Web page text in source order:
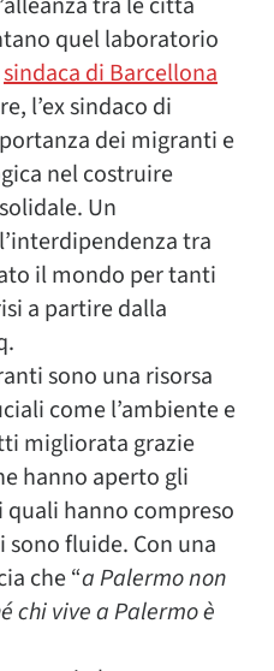
quel laboratorio
sindaca di Barcellona
l’ex sindaco di
dei migranti e
nel costruire
Un
tra
il mondo per tanti
a partire dalla
sono una risorsa
come l’ambiente e
migliorata grazie
hanno aperto gli
hanno compreso
fluide. Con una
che “a Palermo non
chi vive a Palermo è